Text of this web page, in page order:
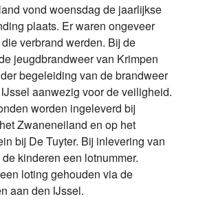
vond woensdag de jaarlijkse
plaats. Er waren ongeveer
verbrand werden. Bij de
jeugdbrandweer van Krimpen
begeleiding van de brandweer
aanwezig voor de veiligheid.
worden ingeleverd bij
Zwaneneiland en op het
bij De Tuyter. Bij inlevering van
kinderen een lotnummer.
loting gehouden via de
aan den IJssel.